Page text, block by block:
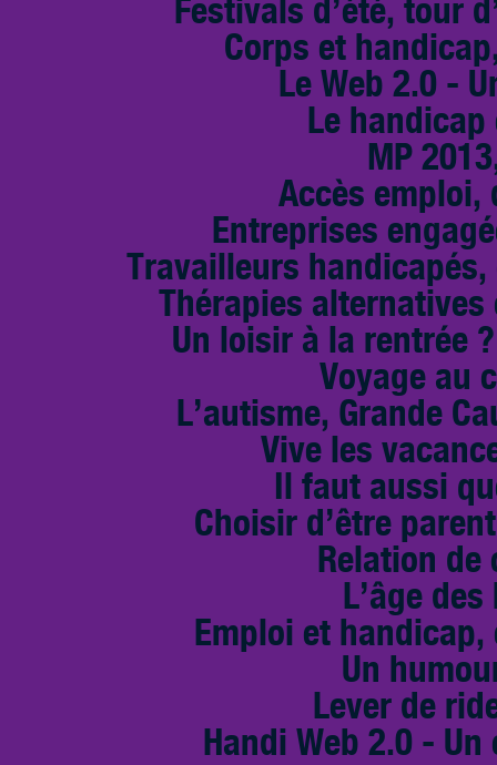
Festivals d’été, tour
Corps et
Le Web 2.0 -
Le
MP
Accès
Entreprises
Travailleurs
Thérapies
Un loisir à la rentrée
Voyage au
L’autisme, Grande
Vive les
Il faut aussi
Choisir d’être
Relation de
L’âge
Emploi et
Un
Lever de
Handi Web 2.0 -